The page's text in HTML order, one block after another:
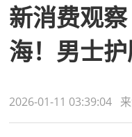
新消费观
海！男士
2026-01-11 03:39:04